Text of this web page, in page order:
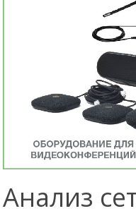
Анализ